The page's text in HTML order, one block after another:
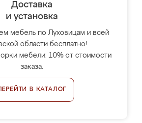
Доставка
и установка
мебель по Луховицам и всей
области бесплатно!
мебели: 10% от стоимости
заказа.
В КАТАЛОГ